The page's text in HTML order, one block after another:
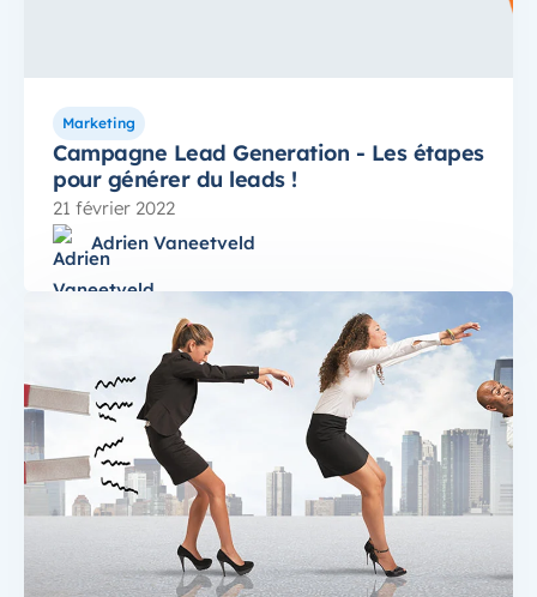
Marketing
Campagne Lead Generation - Les étapes
pour générer du leads !
21 février 2022
Adrien Vaneetveld